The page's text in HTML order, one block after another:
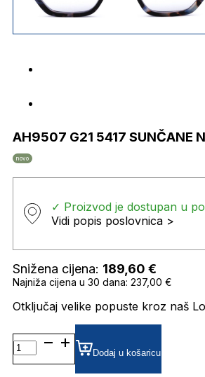
AH9507 G21 5417 SUNČANE
novo
✓ Proizvod je dostupan u
Vidi popis poslovnica >
Snižena cijena: 189,60 €
Najniža cijena u 30 dana: 237,00 €
Otključaj velike popuste kroz naš
AH9507
G21
5417
Dodaj u košaricu